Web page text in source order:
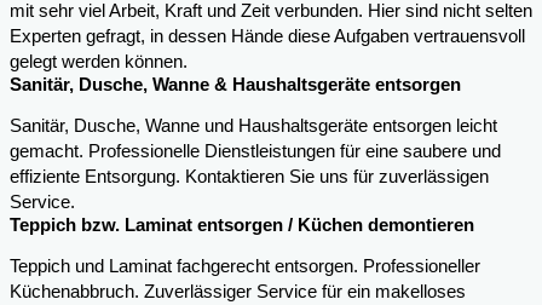
mit sehr viel Arbeit, Kraft und Zeit verbunden. Hier sind nicht selten
Experten gefragt, in dessen Hände diese Aufgaben vertrauensvoll
gelegt werden können.
Sanitär, Dusche, Wanne & Haushaltsgeräte entsorgen
Sanitär, Dusche, Wanne und Haushaltsgeräte entsorgen leicht
gemacht. Professionelle Dienstleistungen für eine saubere und
effiziente Entsorgung. Kontaktieren Sie uns für zuverlässigen
Service.
Teppich bzw. Laminat entsorgen / Küchen demontieren
Teppich und Laminat fachgerecht entsorgen. Professioneller
Küchenabbruch. Zuverlässiger Service für ein makelloses